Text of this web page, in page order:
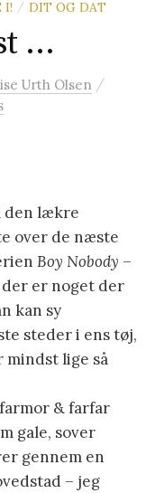
I! / DIT OG DAT
…
Urth Olsen /
den lækre
over de næste
Boy Nobody –
er noget der
kan sy
steder i ens tøj,
mindst lige så
& farfar
gale, sover
gennem en
– jeg